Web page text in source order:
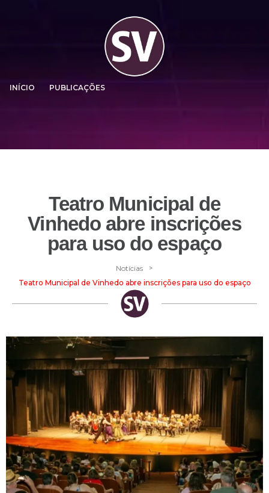
INÍCIO PUBLICAÇÕES
Teatro Municipal de
Vinhedo abre inscrições
para uso do espaço
Notícias >
Teatro Municipal de Vinhedo abre inscrições para uso do espaço